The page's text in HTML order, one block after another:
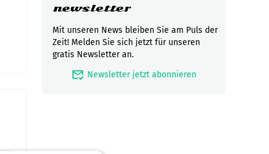
newsletter
Mit unseren News bleiben Sie am Puls der
Zeit! Melden Sie sich jetzt für unseren
gratis Newsletter an.
mark_email_read Newsletter jetzt abonnieren